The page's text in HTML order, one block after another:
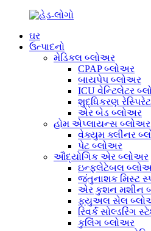
ઘર
ઉત્પાદનો
મેડિકલ બ્લોઅર
CPAP બ્લોઅર
બાયપેપ બ્લોઅર
ICU વેન્ટિલેટર
શુદ્ધિકરણ
એર બેડ બ્લોઅર
હોમ એપ્લાયન્સ બ્લોઅર
વેક્યુમ ક્લીનર
પેટ બ્લોઅર
ઔદ્યોગિક એર બ્લોઅર
ઇન્ફ્લેટેબલ
જંતુનાશક મિસ્ટ
એર કુશન મશીન
ફ્યુઅલ સેલ
રિવર્ક સોલ્ડરિંગ
કુલિંગ બ્લોઅર